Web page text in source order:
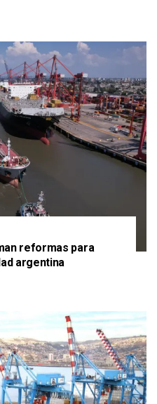
reformas para
argentina